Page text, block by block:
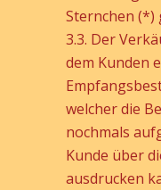
Sternchen (*)
3.3. Der
dem Kunden
welcher die
nochmals
Kunde über
ausdrucken